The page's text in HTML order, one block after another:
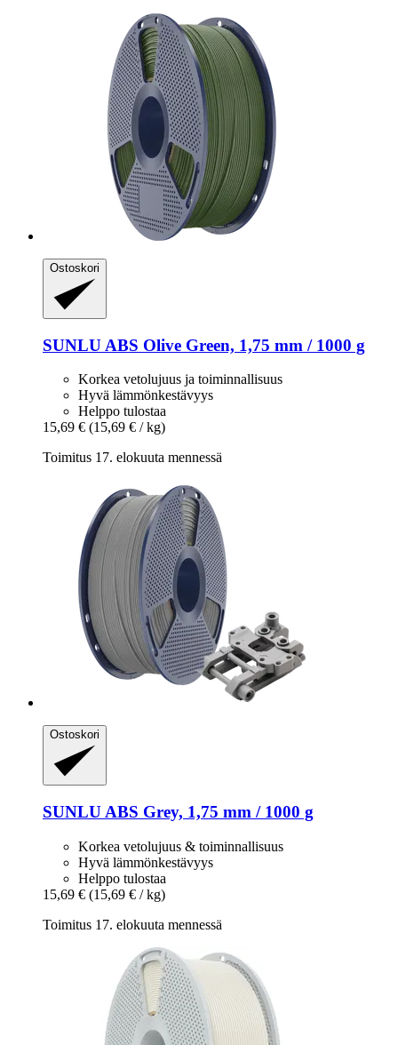
Ostoskori
SUNLU ABS Olive Green, 1,75 mm / 1000 g
Korkea vetolujuus ja toiminnallisuus
Hyvä lämmönkestävyys
Helppo tulostaa
15,69 € (15,69 € / kg)
Toimitus 17. elokuuta mennessä
Ostoskori
SUNLU ABS Grey, 1,75 mm / 1000 g
Korkea vetolujuus & toiminnallisuus
Hyvä lämmönkestävyys
Helppo tulostaa
15,69 € (15,69 € / kg)
Toimitus 17. elokuuta mennessä